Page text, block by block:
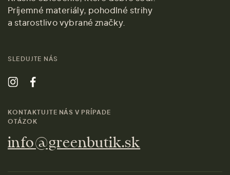
Príjemné materiály, pohodlné strihy
a starostlivo vybrané značky.
SLEDUJTE NÁS
KONTAKTUJTE NÁS V PRÍPADE
OTÁZOK
info@greenbutik.sk